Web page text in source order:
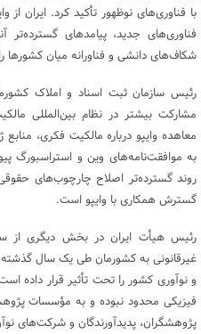
با فناوری‌های نوظهور تأکید کرد. ایران
فناوری‌های جدید، پیامدهای گسترده‌تر
شکاف‌های دانشی و فناورانه میان کشورها
رئیس سازمان ثبت اسناد و املاک
معاهده وایپو درباره مالکیت فکری،
به موافقت‌نامه‌های وین و استراسبورگ
روند گسترده‌تر اصلاح چارچوب‌های
گسترش همکاری با وایپو است.
رئیس هیأت ایران در بخش دیگری از
غیرقانونی به کشورمان طی یک سال گذشته
و نوآوری کشور را تحت تأثیر قرار داده
فیزیکی محدود نبوده و به مؤسسات
پژوهشگران، پدیدآورندگان و شرکت‌های